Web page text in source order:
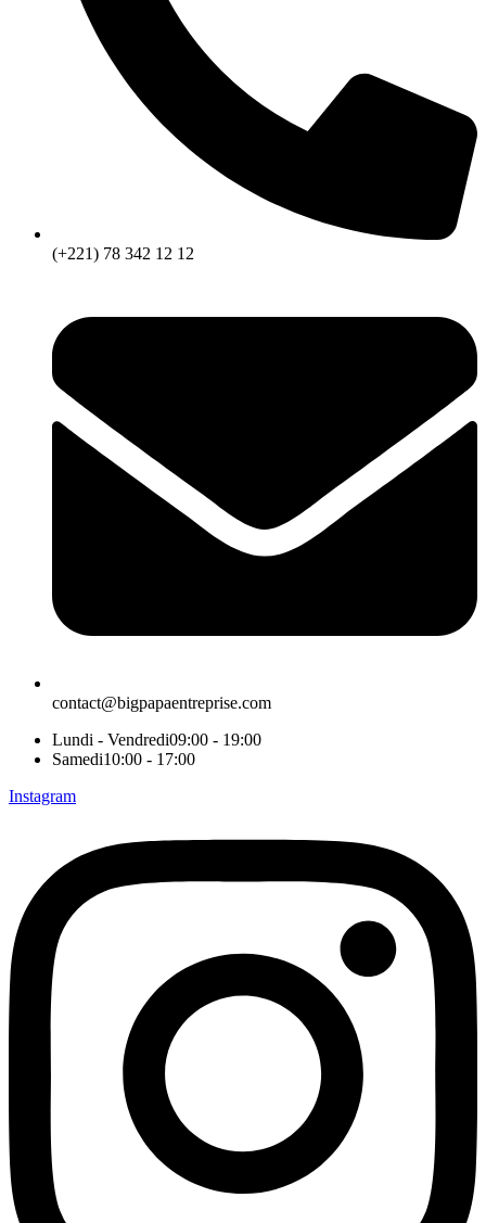
(+221) 78 342 12 12
contact@bigpapaentreprise.com
Lundi - Vendredi09:00 - 19:00
Samedi10:00 - 17:00
Instagram